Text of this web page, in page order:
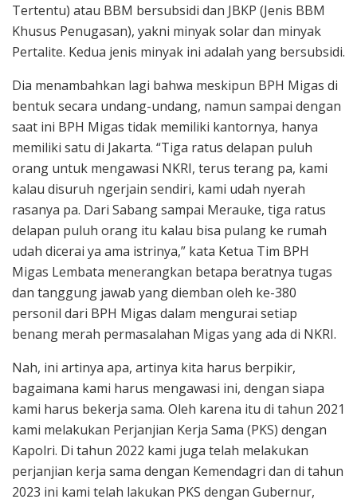
Tertentu) atau BBM bersubsidi dan JBKP (Jenis BBM
Khusus Penugasan), yakni minyak solar dan minyak
Pertalite. Kedua jenis minyak ini adalah yang bersubsidi.
Dia menambahkan lagi bahwa meskipun BPH Migas di
bentuk secara undang-undang, namun sampai dengan
saat ini BPH Migas tidak memiliki kantornya, hanya
memiliki satu di Jakarta. “Tiga ratus delapan puluh
orang untuk mengawasi NKRI, terus terang pa, kami
kalau disuruh ngerjain sendiri, kami udah nyerah
rasanya pa. Dari Sabang sampai Merauke, tiga ratus
delapan puluh orang itu kalau bisa pulang ke rumah
udah dicerai ya ama istrinya,” kata Ketua Tim BPH
Migas Lembata menerangkan betapa beratnya tugas
dan tanggung jawab yang diemban oleh ke-380
personil dari BPH Migas dalam mengurai setiap
benang merah permasalahan Migas yang ada di NKRI.
Nah, ini artinya apa, artinya kita harus berpikir,
bagaimana kami harus mengawasi ini, dengan siapa
kami harus bekerja sama. Oleh karena itu di tahun 2021
kami melakukan Perjanjian Kerja Sama (PKS) dengan
Kapolri. Di tahun 2022 kami juga telah melakukan
perjanjian kerja sama dengan Kemendagri dan di tahun
2023 ini kami telah lakukan PKS dengan Gubernur,